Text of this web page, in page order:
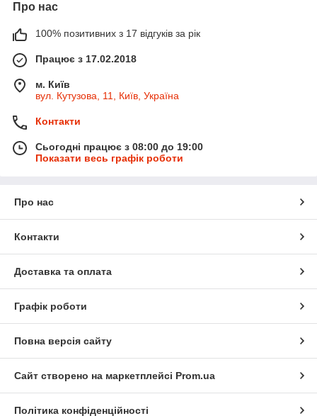
Про нас
100% позитивних з 17 відгуків за рік
Працює з 17.02.2018
м. Київ
вул. Кутузова, 11, Київ, Україна
Контакти
Сьогодні працює з 08:00 до 19:00
Показати весь графік роботи
Про нас
Контакти
Доставка та оплата
Графік роботи
Повна версія сайту
Сайт створено на маркетплейсі Prom.ua
Політика конфіденційності